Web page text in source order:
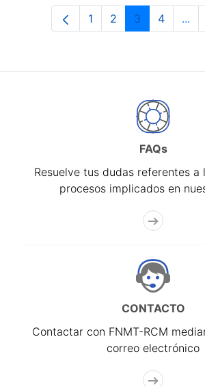
Página
1 Página
2 Página
3 Página
4 ...
FAQs
Resuelve tus dudas referentes a
procesos implicados en
CONTACTO
Contactar con FNMT-RCM
correo electrónico